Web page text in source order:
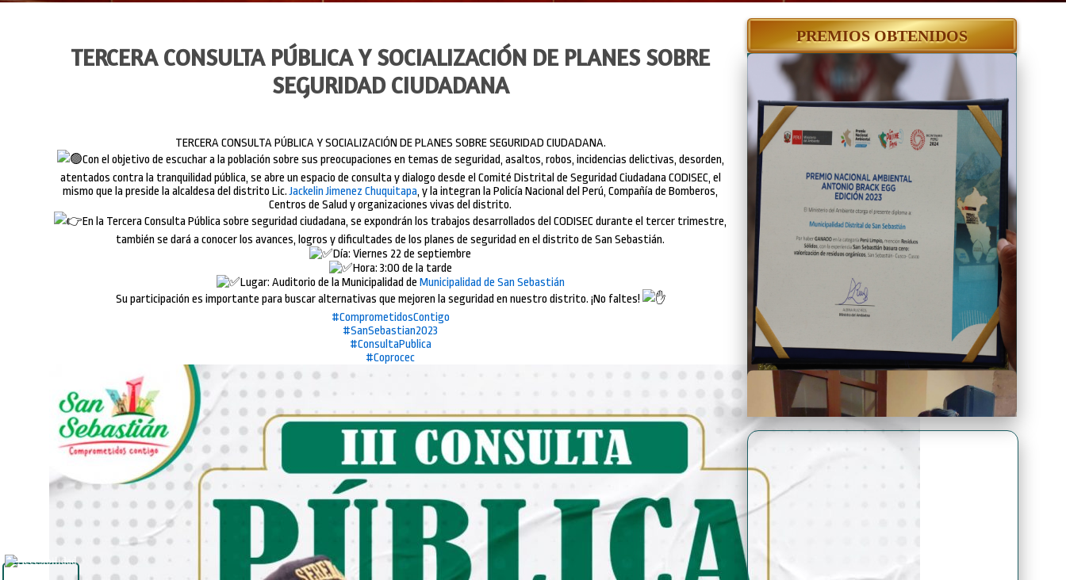
TERCERA CONSULTA PÚBLICA Y SOCIALIZACIÓN DE PLANES SOBRE
SEGURIDAD CIUDADANA
TERCERA CONSULTA PÚBLICA Y SOCIALIZACIÓN DE PLANES SOBRE SEGURIDAD CIUDADANA.
Con el objetivo de escuchar a la población sobre sus preocupaciones en temas de seguridad, asaltos, robos, incidencias delictivas, desorden,
atentados contra la tranquilidad pública, se abre un espacio de consulta y dialogo desde el Comité Distrital de Seguridad Ciudadana CODISEC, el
mismo que la preside la alcaldesa del distrito Lic.Jackelin Jimenez Chuquitapa, y la integran la Policía Nacional del Perú, Compañía de Bomberos,
Centros de Salud y organizaciones vivas del distrito.
En la Tercera Consulta Pública sobre seguridad ciudadana, se expondrán los trabajos desarrollados del CODISEC durante el tercer trimestre,
también se dará a conocer los avances, logros y dificultades de los planes de seguridad en el distrito de San Sebastián.
Día: Viernes 22 de septiembre
Hora: 3:00 de la tarde
Lugar: Auditorio de la Municipalidad de Municipalidad de San Sebastián
Su participación es importante para buscar alternativas que mejoren la seguridad en nuestro distrito. ¡No faltes!
#ComprometidosContigo
#SanSebastian2023
#ConsultaPublica
#Coprocec
PREMIOS OBTENIDOS
Premio Antonio Brack EGG